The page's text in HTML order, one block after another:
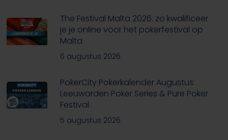
The Festival Malta 2026: zo kwalificeer
je je online voor het pokerfestival op
Malta
6 augustus 2026
PokerCity Pokerkalender Augustus:
Leeuwarden Poker Series & Pure Poker
Festival
5 augustus 2026